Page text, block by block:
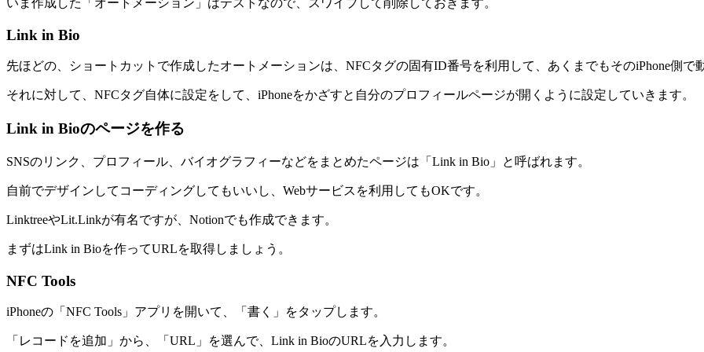
いま作成した「オートメーション」はテストなので、スワイプして削除しておきます。
Link in Bio
先ほどの、ショートカットで作成したオートメーションは、NFCタグの固有ID番号を利用して、あくまでもそのiPhone側で
それに対して、NFCタグ自体に設定をして、iPhoneをかざすと自分のプロフィールページが開くように設定していきます。
Link in Bioのページを作る
SNSのリンク、プロフィール、バイオグラフィーなどをまとめたページは「Link in Bio」と呼ばれます。
自前でデザインしてコーディングしてもいいし、Webサービスを利用してもOKです。
LinktreeやLit.Linkが有名ですが、Notionでも作成できます。
まずはLink in Bioを作ってURLを取得しましょう。
NFC Tools
iPhoneの「NFC Tools」アプリを開いて、「書く」をタップします。
「レコードを追加」から、「URL」を選んで、Link in BioのURLを入力します。